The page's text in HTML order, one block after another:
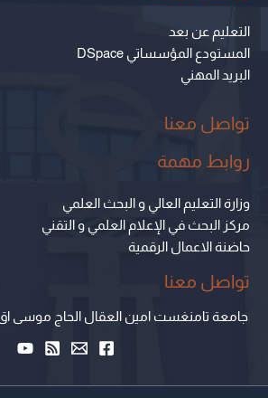
التعليم عن بعد
المستودع المؤسساتي DSpace
البريد المهني
تواصل معنا
روابط مهمة
وزارة التعليم العالي و البحث العلمي
مركز البحث في الإعلام العلمي و التقني
حاضنة الاعمال الرقمية
تواصل معنا
جامعة تامنغست امين العقال الحاج موسى